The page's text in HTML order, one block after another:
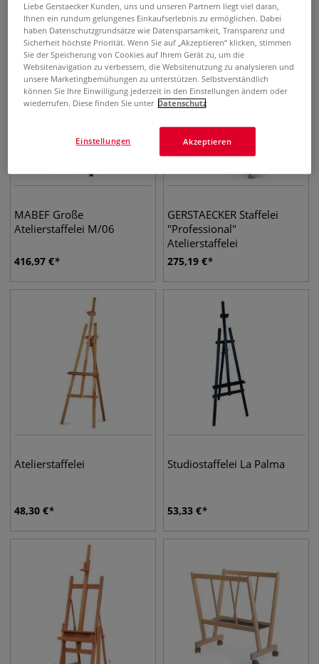
90,71€ 145,20€
MABEF Große
Atelierstaffelei M/06
416,97 €
GERSTAECKER Staffelei
"Professional"
Atelierstaffelei
275,19 €
Atelierstaffelei
48,30 €
Studiostaffelei La Palma
53,33 €
Liebe Gerstaecker Kunden, uns und unseren Partnern liegt viel daran,
Ihnen ein rundum gelungenes Einkaufserlebnis zu ermöglichen. Dabei
haben Datenschutzgrundsätze wie Datensparsamkeit, Transparenz und
Sicherheit höchste Priorität. Wenn Sie auf „Akzeptieren“ klicken, stimmen
Sie der Speicherung von Cookies auf Ihrem Gerät zu, um die
Websitenavigation zu verbessern, die Websitenutzung zu analysieren und
unsere Marketingbemühungen zu unterstützen. Selbstverständlich
können Sie Ihre Einwilligung jederzeit in den Einstellungen ändern oder
wiederrufen. Diese finden Sie unter Datenschutz
Akzeptieren
Einstellungen